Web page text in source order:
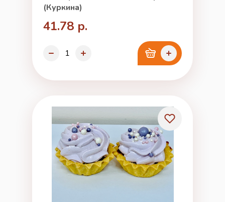
(Куркина)
41.78 р.